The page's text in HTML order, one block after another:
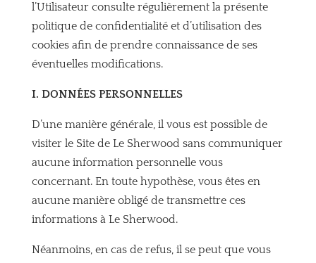
l’Utilisateur consulte régulièrement la présente
politique de confidentialité et d’utilisation des
cookies afin de prendre connaissance de ses
éventuelles modifications.
I. DONNÉES PERSONNELLES
D’une manière générale, il vous est possible de
visiter le Site de Le Sherwood sans communiquer
aucune information personnelle vous
concernant. En toute hypothèse, vous êtes en
aucune manière obligé de transmettre ces
informations à Le Sherwood.
Néanmoins, en cas de refus, il se peut que vous